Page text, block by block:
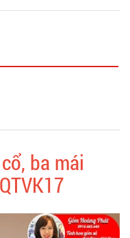
ba mái